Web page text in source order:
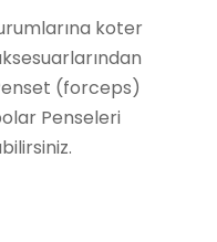
koter
(forceps)
Penseleri